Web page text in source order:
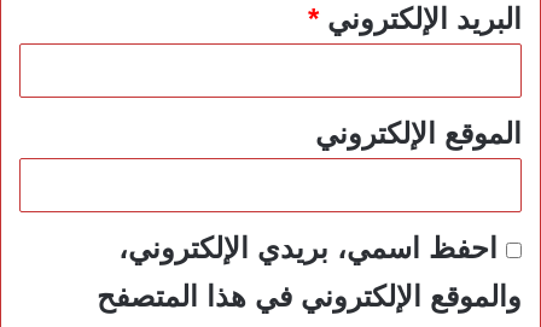
البريد الإلكتروني*
الموقع الإلكتروني
احفظ اسمي، بريدي الإلكتروني،
والموقع الإلكتروني في هذا المتصفح